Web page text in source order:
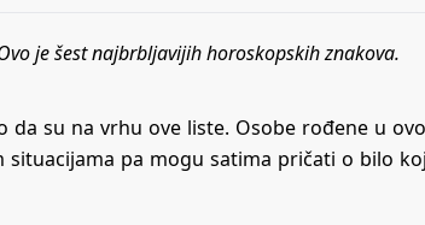
je šest najbrbljavijih horoskopskih znakova.
su na vrhu ove liste. Osobe rođene u
pa mogu satima pričati o bilo